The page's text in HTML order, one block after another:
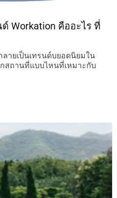
Workation คืออะไร ที่
ลายเป็นเทรนด์บยอดนิยมใน
กสถานที่แบบไหนที่เหมาะกับ